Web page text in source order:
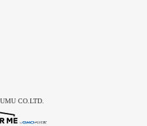
CO.LTD.